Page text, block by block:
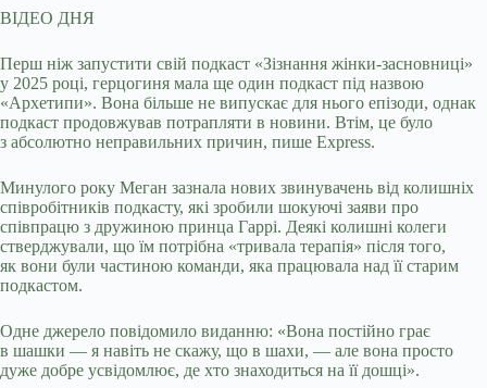
ВІДЕО ДНЯ
Перш ніж запустити свій подкаст «Зізнання жінки-засновниці»
у 2025 році, герцогиня мала ще один подкаст під назвою
«Архетипи». Вона більше не випускає для нього епізоди, однак
подкаст продовжував потрапляти в новини. Втім, це було
з абсолютно неправильних причин, пише Express.
Минулого року Меган зазнала нових звинувачень від колишніх
співробітників подкасту, які зробили шокуючі заяви про
співпрацю з дружиною принца Гаррі. Деякі колишні колеги
стверджували, що їм потрібна «тривала терапія» після того,
як вони були частиною команди, яка працювала над її старим
подкастом.
Одне джерело повідомило виданню: «Вона постійно грає
в шашки — я навіть не скажу, що в шахи, — але вона просто
дуже добре усвідомлює, де хто знаходиться на її дошці».